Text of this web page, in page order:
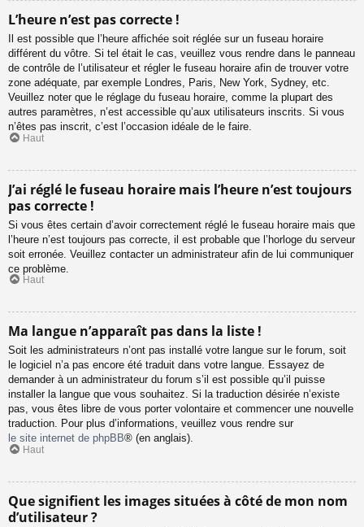
L’heure n’est pas correcte !
Il est possible que l’heure affichée soit réglée sur un fuseau horaire
différent du vôtre. Si tel était le cas, veuillez vous rendre dans le panneau
de contrôle de l’utilisateur et régler le fuseau horaire afin de trouver votre
zone adéquate, par exemple Londres, Paris, New York, Sydney, etc.
Veuillez noter que le réglage du fuseau horaire, comme la plupart des
autres paramètres, n’est accessible qu’aux utilisateurs inscrits. Si vous
n’êtes pas inscrit, c’est l’occasion idéale de le faire.
Haut
J’ai réglé le fuseau horaire mais l’heure n’est toujours
pas correcte !
Si vous êtes certain d’avoir correctement réglé le fuseau horaire mais que
l’heure n’est toujours pas correcte, il est probable que l’horloge du serveur
soit erronée. Veuillez contacter un administrateur afin de lui communiquer
ce problème.
Haut
Ma langue n’apparaît pas dans la liste !
Soit les administrateurs n’ont pas installé votre langue sur le forum, soit
le logiciel n’a pas encore été traduit dans votre langue. Essayez de
demander à un administrateur du forum s’il est possible qu’il puisse
installer la langue que vous souhaitez. Si la traduction désirée n’existe
pas, vous êtes libre de vous porter volontaire et commencer une nouvelle
traduction. Pour plus d’informations, veuillez vous rendre sur
le site internet de phpBB® (en anglais).
Haut
Que signifient les images situées à côté de mon nom
d’utilisateur ?